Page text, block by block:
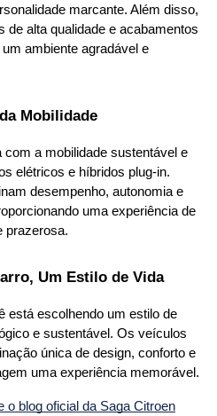
marcante. Além disso,
de alta qualidade e acabamentos
ambiente agradável e
Mobilidade
a mobilidade sustentável e
elétricos e híbridos plug-in.
desempenho, autonomia e
uma experiência de
prazerosa.
Um Estilo de Vida
está escolhendo um estilo de
e sustentável. Os veículos
única de design, conforto e
uma experiência memorável.
o blog oficial da Saga Citroen